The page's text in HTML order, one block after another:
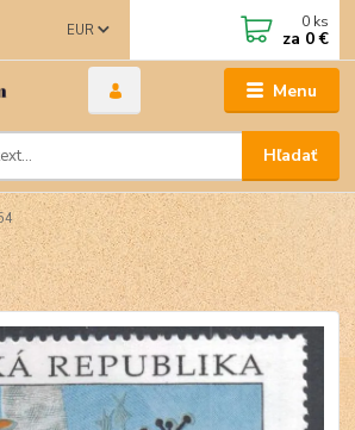
Menu
EUR
Hľadať
0 ks
za 0 €